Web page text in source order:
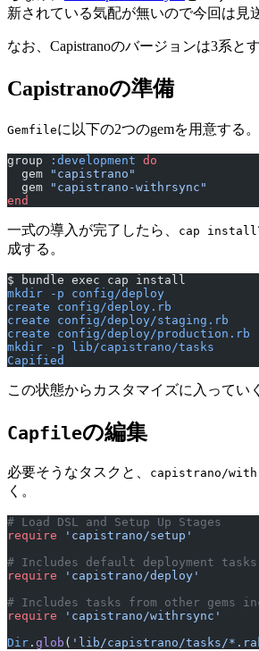
新されている気配が無いので今回は見
なお、Capistranoのバージョンは3系とす
Capistranoの準備
Gemfileに以下の2つのgemを用意する。
group :development do
  gem
"capistrano"
  gem
"capistrano-withrsync"
end
一式の導入が完了したら、 cap install
成する。
$ bundle exec cap install
mkdir -p config/deploy
create config/deploy.rb
create config/deploy/staging.rb
create config/deploy/production.rb
mkdir -p lib/capistrano/tasks
Capified
この状態からカスタマイズに入ってい
Capfileの編集
必要そうなタスクと、 capistrano/
く。
# Load DSL and Setup Up Stages
require 'capistrano/setup'
# Includes default deployment tasks
require 'capistrano/deploy'
# Includes tasks from other gems
require 'capistrano/withrsync'
Dir . glob ( 'lib/capistrano/tasks/